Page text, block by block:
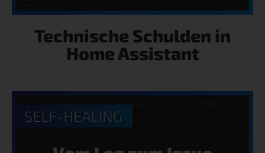
Technische Schulden in
Home Assistant